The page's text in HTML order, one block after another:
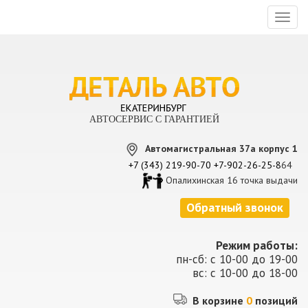
АВТОСЕРВИС С ГАРАНТИЕЙ
Автомагистральная 37а корпус 1
+7 (343) 219-90-70 +7-902-26-25-864
Опалихинская 16 точка выдачи
Обратный звонок
Режим работы:
пн-сб: с 10-00 до 19-00
вс: с 10-00 до 18-00
В корзине 0 позиций